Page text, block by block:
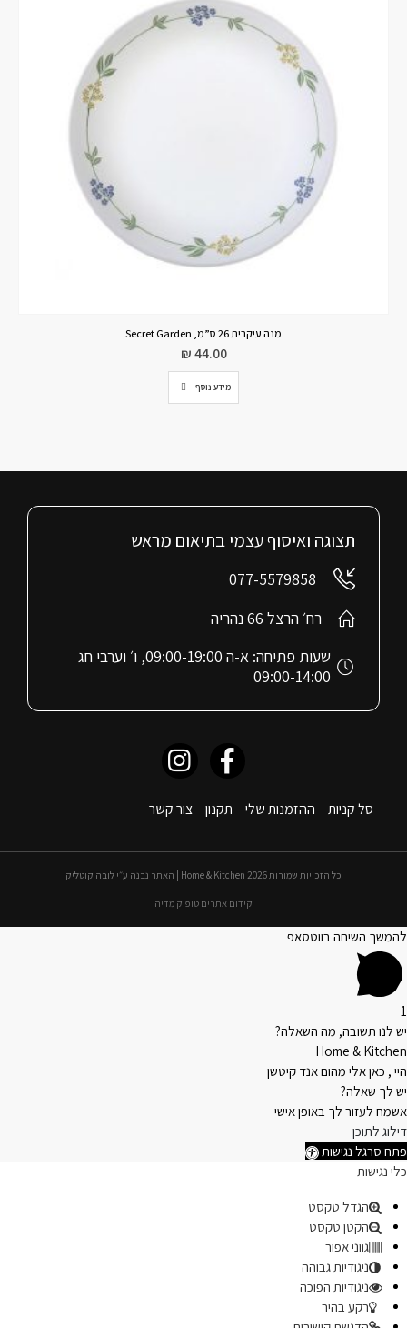
מנה עיקרית 26 ס”מ, Chic brush
₪89.00
66.75
הוספה לסל
סל קניות ההזמנות שלי תקנון צור קשר
תצוגה ואיסוף עצמי בתיאום מראש
077-5579858
רח׳ הרצל 66 נהריה
שעות פתיחה: א-ה 09:00-19:00, ו׳ וערבי חג
09:00-14:00
כל הזכויות שמורות 2026 Home & Kitchen | האתר נבנה ע״י לובה קוטליק
קידום אתרים טופיק מדיה
להמשך השיחה בווטסאפ
1
יש לנו תשובה, מה השאלה?
Home & Kitchen
היי , כאן אלי מהום אנד קיטשן
יש לך שאלה?
אשמח לעזור לך באופן אישי
דילוג לתוכן
פתח סרגל נגישות
כלי נגישות
הגדל טקסט
הקטן טקסט
גווני אפור
ניגודיות גבוהה
ניגודיות הפוכה
רקע בהיר